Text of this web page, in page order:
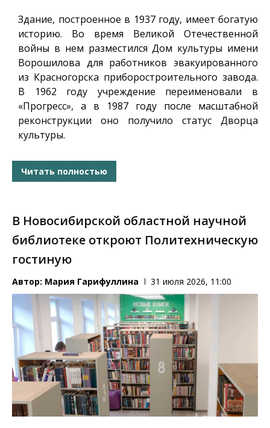
Здание, построенное в 1937 году, имеет богатую
историю. Во время Великой Отечественной
войны в нем разместился Дом культуры имени
Ворошилова для работников эвакуированного
из Красногорска приборостроительного завода.
В 1962 году учреждение переименовали в
«Прогресс», а в 1987 году после масштабной
реконструкции оно получило статус Дворца
культуры.
Читать полностью
В Новосибирской областной научной
библиотеке откроют Политехническую
гостиную
Автор: Мария Гарифуллина 31 июля 2026, 11:00